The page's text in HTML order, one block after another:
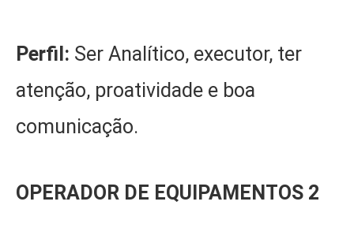
Perfil: Ser Analítico, executor, ter
atenção, proatividade e boa
comunicação.
OPERADOR DE EQUIPAMENTOS 2